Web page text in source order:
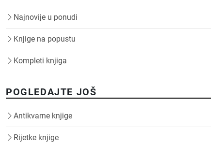
Najnovije u ponudi
Knjige na popustu
Kompleti knjiga
POGLEDAJTE JOŠ
Antikvarne knjige
Rijetke knjige